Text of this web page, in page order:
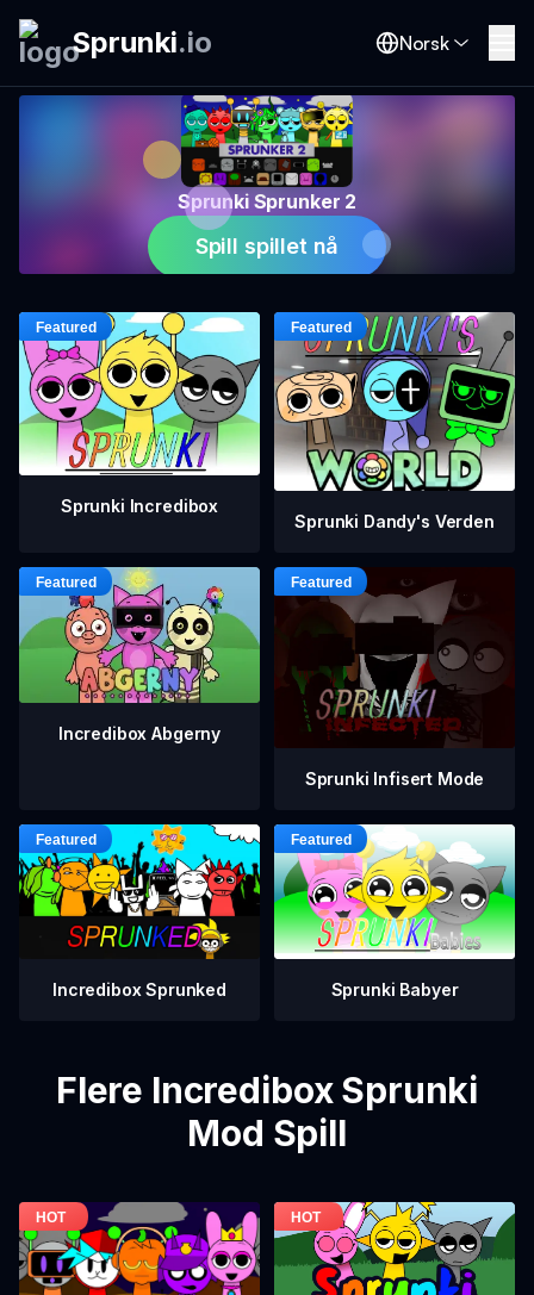
Sprunki.io Norsk
Sprunki Sprunker 2
Spill spillet nå
Sprunki Incredibox
Sprunki Dandy's Verden
Incredibox Abgerny
Sprunki Infisert Mode
Incredibox Sprunked Sprunki Babyer
Flere Incredibox Sprunki
Mod Spill